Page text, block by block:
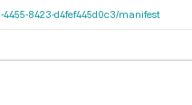
4455-8423-d4fef445d0c3/manifest